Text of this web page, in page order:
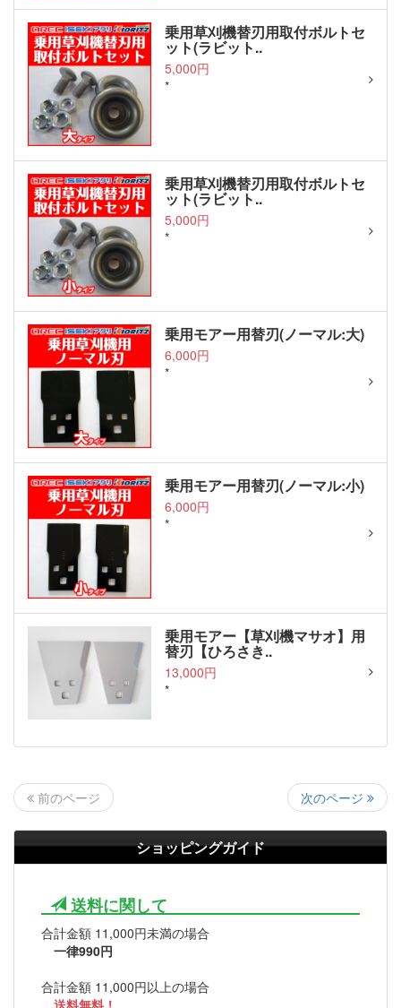
乗用草刈機替刃用取付ボルトセ
ット(ラビット..
5,000円
*
乗用草刈機替刃用取付ボルトセ
ット(ラビット..
5,000円
*
乗用モアー用替刃(ノーマル:大)
6,000円
*
乗用モアー用替刃(ノーマル:小)
6,000円
*
乗用モアー【草刈機マサオ】用
替刃【ひろさき..
13,000円
*
前のページ 次のページ
ショッピングガイド
送料に関して
合計金額 11,000円未満の場合
一律990円
合計金額 11,000円以上の場合